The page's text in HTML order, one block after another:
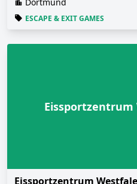
ESCAPE & EXIT GAMES
Eissportzentrum